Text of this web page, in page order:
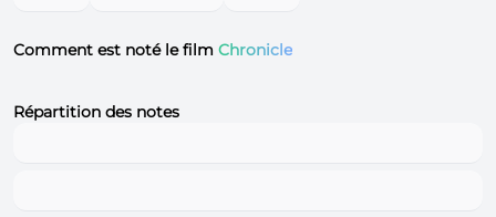
Comment est noté le film Chronicle
Répartition des notes